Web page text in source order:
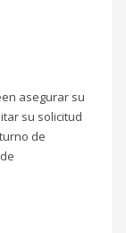
asegurar su
su solicitud
de